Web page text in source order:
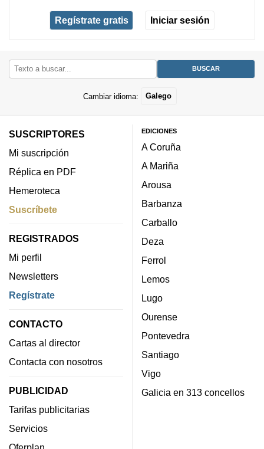
Regístrate gratis Iniciar sesión
Cambiar idioma: Galego
SUSCRIPTORES
Mi suscripción
Réplica en PDF
Hemeroteca
Suscríbete
REGISTRADOS
Mi perfil
Newsletters
Regístrate
CONTACTO
Cartas al director
Contacta con nosotros
PUBLICIDAD
Tarifas publicitarias
Servicios
EDICIONES
A Coruña
A Mariña
Arousa
Barbanza
Carballo
Deza
Ferrol
Lemos
Lugo
Ourense
Pontevedra
Santiago
Vigo
Galicia en 313 concellos